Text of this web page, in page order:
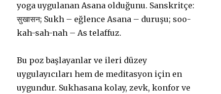
yoga uygulanan Asana olduğunu. Sanskritçe:
सुखासन; Sukh – eğlence Asana – duruşu; soo-
kah-sah-nah – As telaffuz.
Bu poz başlayanlar ve ileri düzey
uygulayıcıları hem de meditasyon için en
uygundur. Sukhasana kolay, zevk, konfor ve